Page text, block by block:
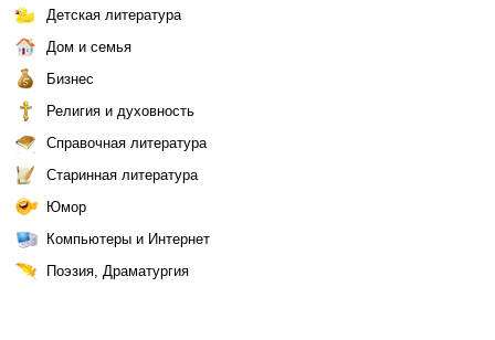
Детская литература
Дом и семья
Бизнес
Религия и духовность
Справочная литература
Старинная литература
Юмор
Компьютеры и Интернет
Поэзия, Драматургия